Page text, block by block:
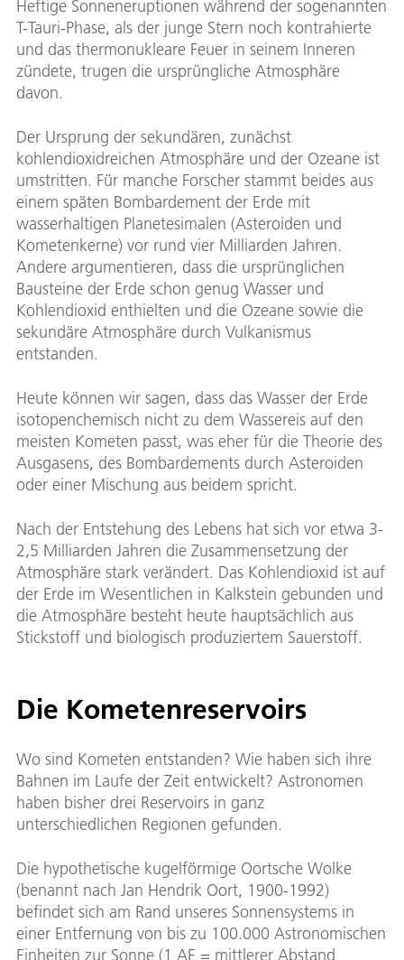
Heftige Sonneneruptionen während der sogenannten
T-Tauri-Phase, als der junge Stern noch kontrahierte
und das thermonukleare Feuer in seinem Inneren
zündete, trugen die ursprüngliche Atmosphäre
davon.
Der Ursprung der sekundären, zunächst
kohlendioxidreichen Atmosphäre und der Ozeane ist
umstritten. Für manche Forscher stammt beides aus
einem späten Bombardement der Erde mit
wasserhaltigen Planetesimalen (Asteroiden und
Kometenkerne) vor rund vier Milliarden Jahren.
Andere argumentieren, dass die ursprünglichen
Bausteine der Erde schon genug Wasser und
Kohlendioxid enthielten und die Ozeane sowie die
sekundäre Atmosphäre durch Vulkanismus
entstanden.
Heute können wir sagen, dass das Wasser der Erde
isotopenchemisch nicht zu dem Wassereis auf den
meisten Kometen passt, was eher für die Theorie des
Ausgasens, des Bombardements durch Asteroiden
oder einer Mischung aus beidem spricht.
Nach der Entstehung des Lebens hat sich vor etwa 3-
2,5 Milliarden Jahren die Zusammensetzung der
Atmosphäre stark verändert. Das Kohlendioxid ist auf
der Erde im Wesentlichen in Kalkstein gebunden und
die Atmosphäre besteht heute hauptsächlich aus
Stickstoff und biologisch produziertem Sauerstoff.
Die Kometenreservoirs
Wo sind Kometen entstanden? Wie haben sich ihre
Bahnen im Laufe der Zeit entwickelt? Astronomen
haben bisher drei Reservoirs in ganz
unterschiedlichen Regionen gefunden.
Die hypothetische kugelförmige Oortsche Wolke
(benannt nach Jan Hendrik Oort, 1900-1992)
befindet sich am Rand unseres Sonnensystems in
einer Entfernung von bis zu 100.000 Astronomischen
Einheiten zur Sonne (1 AE = mittlerer Abstand